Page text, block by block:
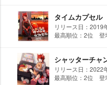
タイムカプセル
リリース日：2019
最高順位：2位 登
シャッターチャ
リリース日：2022
最高順位：2位 登